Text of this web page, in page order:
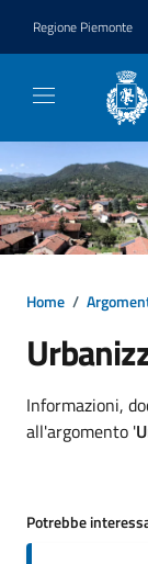
Regione Piemonte
Home /
Informazioni,
all'argomento '
Potrebbe